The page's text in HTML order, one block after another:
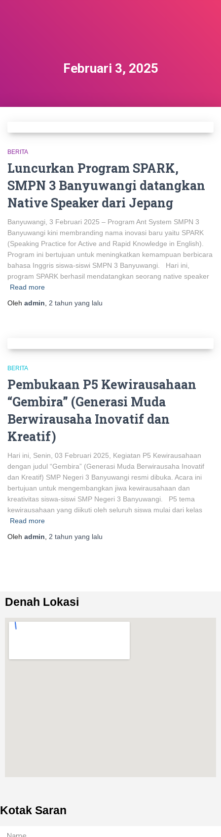
Februari 3, 2025
BERITA
Luncurkan Program SPARK,
SMPN 3 Banyuwangi datangkan
Native Speaker dari Jepang
Banyuwangi, 3 Februari 2025 – Program Ant System SMPN 3
Banyuwangi kini membranding nama inovasi baru yaitu SPARK
(Speaking Practice for Active and Rapid Knowledge in English).
Program ini bertujuan untuk meningkatkan kemampuan berbicara
bahasa Inggris siswa-siswi SMPN 3 Banyuwangi. Hari ini,
program SPARK berhasil mendatangkan seorang native speaker
Read more
Oleh admin 2 tahun yang lalu
BERITA
Pembukaan P5 Kewirausahaan
“Gembira” (Generasi Muda
Berwirausaha Inovatif dan
Kreatif)
Hari ini, Senin, 03 Februari 2025, Kegiatan P5 Kewirausahaan
dengan judul “Gembira” (Generasi Muda Berwirausaha Inovatif
dan Kreatif) SMP Negeri 3 Banyuwangi resmi dibuka. Acara ini
bertujuan untuk mengembangkan jiwa kewirausahaan dan
kreativitas siswa-siswi SMP Negeri 3 Banyuwangi. P5 tema
kewirausahaan yang diikuti oleh seluruh siswa mulai dari kelas
Read more
Oleh admin 2 tahun yang lalu
Denah Lokasi
Kotak Saran